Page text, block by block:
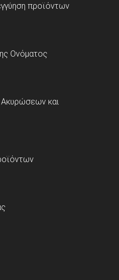
προϊόντων
Ονόματος
Ακυρώσεων και